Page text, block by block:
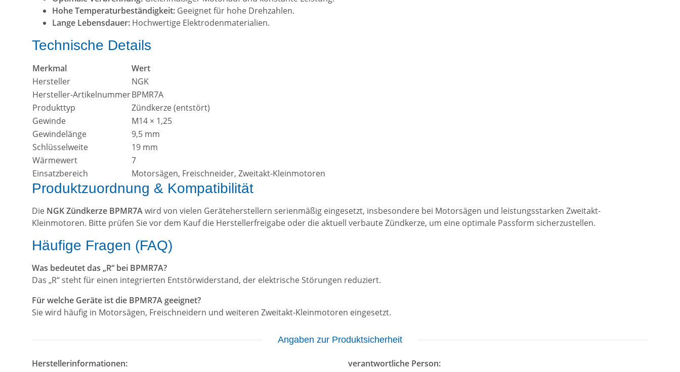
Hohe Temperaturbeständigkeit: Geeignet für hohe Drehzahlen.
Lange Lebensdauer: Hochwertige Elektrodenmaterialien.
Technische Details
Merkmal
Wert
Hersteller
NGK
Hersteller-ArtikelnummerBPMR7A
Produkttyp
Zündkerze (entstört)
Gewinde
M14 × 1,25
Gewindelänge
9,5 mm
Schlüsselweite
19 mm
Wärmewert
7
Einsatzbereich
Motorsägen, Freischneider, Zweitakt-Kleinmotoren
Produktzuordnung & Kompatibilität
Die NGK Zündkerze BPMR7Awird von vielen Geräteherstellern serienmäßig eingesetzt, insbesondere bei Motorsägen und leistungsstarken Zweitakt-
Kleinmotoren. Bitte prüfen Sie vor dem Kauf die Herstellerfreigabe oder die aktuell verbaute Zündkerze, um eine optimale Passform sicherzustellen.
Häufige Fragen (FAQ)
Was bedeutet das „R“ bei BPMR7A?
Das „R“ steht für einen integrierten Entstörwiderstand, der elektrische Störungen reduziert.
Für welche Geräte ist die BPMR7A geeignet?
Sie wird häufig in Motorsägen, Freischneidern und weiteren Zweitakt-Kleinmotoren eingesetzt.
Angaben zur Produktsicherheit
Herstellerinformationen: verantwortliche Person: